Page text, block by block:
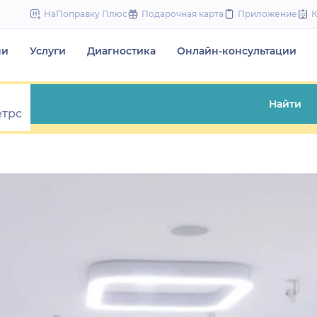
to
НаПоправку Плюс Подарочная карта Приложение
Услуги Диагностика Онлайн-консультации
Найти